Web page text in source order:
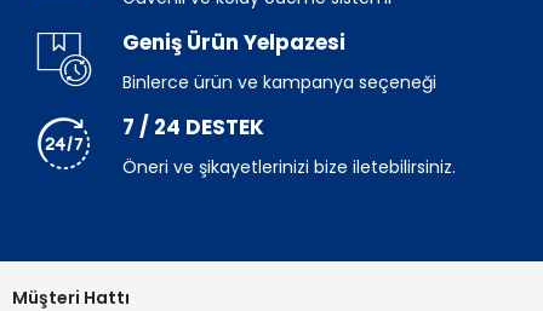
Geniş Ürün Yelpazesi
Binlerce ürün ve kampanya seçeneği
7 / 24 DESTEK
Öneri ve şikayetlerinizi bize iletebilirsiniz.
Müşteri Hattı